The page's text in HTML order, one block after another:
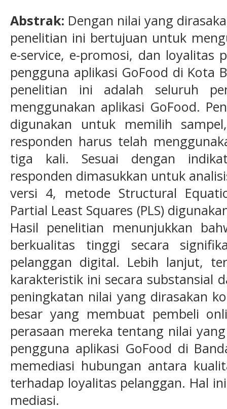
Abstrak: Dengan nilai yang
penelitian ini bertujuan untuk
e-service, e-promosi, dan loyalitas
pengguna aplikasi GoFood di Kota
penelitian ini adalah seluruh
menggunakan aplikasi GoFood.
digunakan untuk memilih
responden harus telah
tiga kali. Sesuai dengan
responden dimasukkan untuk
versi 4, metode Structural
Partial Least Squares (PLS)
Hasil penelitian menunjukkan
berkualitas tinggi secara
pelanggan digital. Lebih lanjut,
karakteristik ini secara substansial
peningkatan nilai yang dirasakan
besar yang membuat pembeli
perasaan mereka tentang nilai
pengguna aplikasi GoFood di
memediasi hubungan antara
terhadap loyalitas pelanggan. Hal
mediasi.